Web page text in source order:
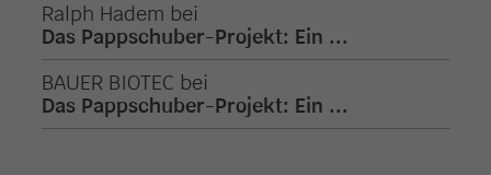
Ralph Hadem bei
Das Pappschuber-Projekt: Ein ...
BAUER BIOTEC bei
Das Pappschuber-Projekt: Ein ...